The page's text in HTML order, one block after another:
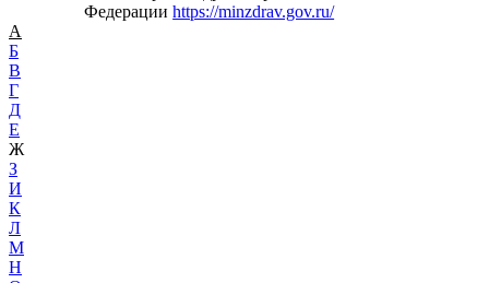
Федерацииhttps://minzdrav.gov.ru/
А
Б
В
Г
Д
Е
Ж
З
И
К
Л
М
Н